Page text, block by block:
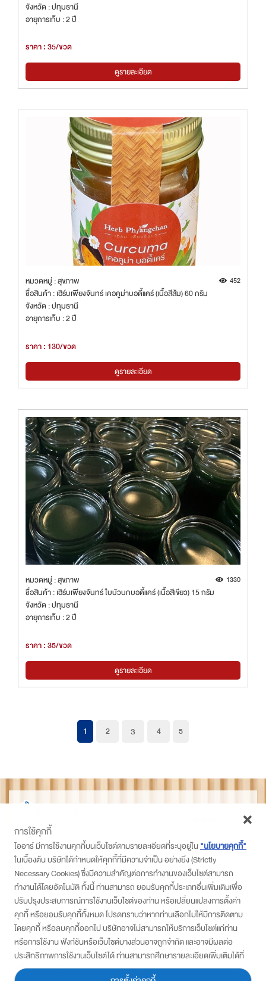
จังหวัด : ปทุมธานี
อายุการเก็บ : 2 ปี
ราคา : 35/ขวด
ดูรายละเอียด
หมวดหมู่ : สุขภาพ 452
ชื่อสินค้า : เฮิร์บเพียงจันทร์ เคอคูม่าบอดี้แคร์ (เนื้อสีส้ม) 60 กรัม
จังหวัด : ปทุมธานี
อายุการเก็บ : 2 ปี
ราคา : 130/ขวด
ดูรายละเอียด
หมวดหมู่ : สุขภาพ 1330
ชื่อสินค้า : เฮิร์บเพียงจันทร์ ใบบัวบกบอดี้แคร์ (เนื้อสีเขียว) 15 กรัม
จังหวัด : ปทุมธานี
อายุการเก็บ : 2 ปี
ราคา : 35/ขวด
ดูรายละเอียด
1 2 3 4 5
ไทยเด็ด
ติดตามเราที่
PTT Station
Thaidetpttstation
PTT Station
สมัครเข้าร่วมโครงการ
• แบบสมัครสำหรับ พีทีที สเตชั่น
• แบบสมัครสำหรับผู้ประกอบการ/ชุมชน
นโยบายส่วนบุคคล
การใช้คุกกี้
โออาร์ มีการใช้งานคุกกี้บนเว็บไซต์ตามรายละเอียดที่ระบุอยู่ใน"นโยบายคุกกี้"
ในเบื้องต้น บริษัทได้กำหนดให้คุกกี้ที่มีความจำเป็น อย่างยิ่ง (Strictly
Necessary Cookies) ซึ่งมีความสำคัญต่อการทำงานของเว็บไซต์สามารถ
ทำงานได้โดยอัตโนมัติ ทั้งนี้ ท่านสามารถ ยอมรับคุกกี้ประเภทอื่นเพิ่มเติมเพื่อ
ปรับปรุงประสบการณ์การใช้งานเว็บไซต์ของท่าน หรือเปลี่ยนแปลงการตั้งค่า
คุกกี้ หรือยอมรับคุกกี้ทั้งหมด โปรดทราบว่าหากท่านเลือกไม่ให้มีการติดตาม
โดยคุกกี้ หรือลบคุกกี้ออกไป บริษัทอาจไม่สามารถให้บริการเว็บไซต์แก่ท่าน
หรือการใช้งาน ฟังก์ชันหรือเว็บไซต์บางส่วนอาจถูกจำกัด และอาจมีผลต่อ
ประสิทธิภาพการใช้งานเว็บไซต์ได้ ท่านสามารถศึกษารายละเอียดเพิ่มเติมได้ที่
“ประกาศความเป็นส่วนตัว”